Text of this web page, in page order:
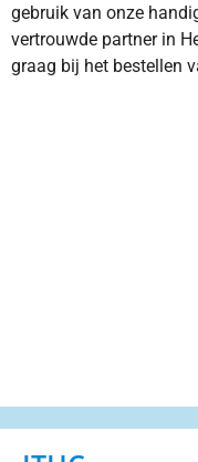
gebruik van onze
vertrouwde partner in
graag bij het bestellen